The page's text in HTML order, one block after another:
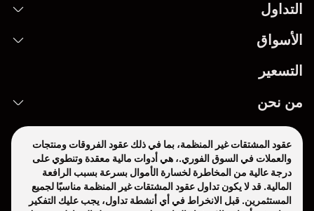
التداول
الأسواق
التسعير
من نحن
عقود المشتقات غير المنظمة، بما في ذلك عقود الفروقات ومنتجات
والعملات في السوق الفوري.، هي أدوات مالية معقدة وتنطوي على
درجة عالية من المخاطرة لخسارة الأموال بسرعة بسبب الرافعة
المالية. قد لا يكون تداول عقود المشتقات غير المنظمة مناسبًا لجميع
المستثمرين. قبل الانخراط في أي أنشطة تداول، يجب عليك التفكير